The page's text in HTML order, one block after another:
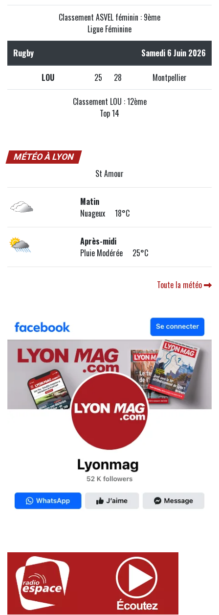
Classement ASVEL féminin : 9ème
Ligue Féminine
Rugby Samedi 6 Juin 2026
LOU 25 28 Montpellier
Classement LOU : 12ème
Top 14
MÉTÉO À LYON
St Amour
Matin
Nuageux 18°C
Après-midi
Pluie Modérée 25°C
Toute la météo